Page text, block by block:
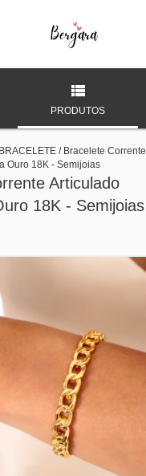
PRODUTOS
BRACELETE / Bracelete Corrente
Ouro 18K - Semijoias
Articulado
18K - Semijoias